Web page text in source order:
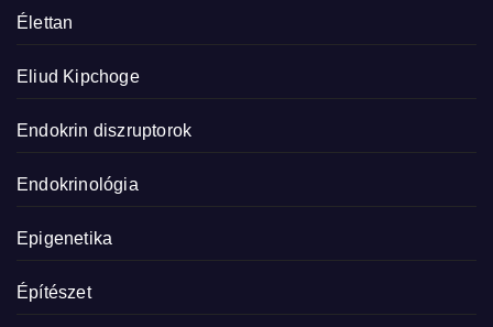
Élettan
Eliud Kipchoge
Endokrin diszruptorok
Endokrinológia
Epigenetika
Építészet